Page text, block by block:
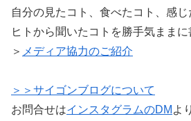
自分の見たコト、食べたコト、感
ヒトから聞いたコトを勝手気ままに
＞ メディア協力のご紹介
＞＞サイゴンブログについて
お問合せはインスタグラムのDM よ